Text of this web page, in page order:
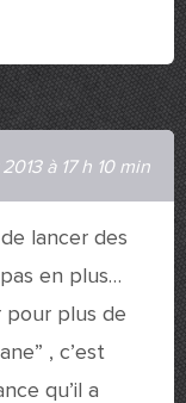
à 17 h 10 min
lancer des
en plus…
pour plus de
, c’est
qu’il a